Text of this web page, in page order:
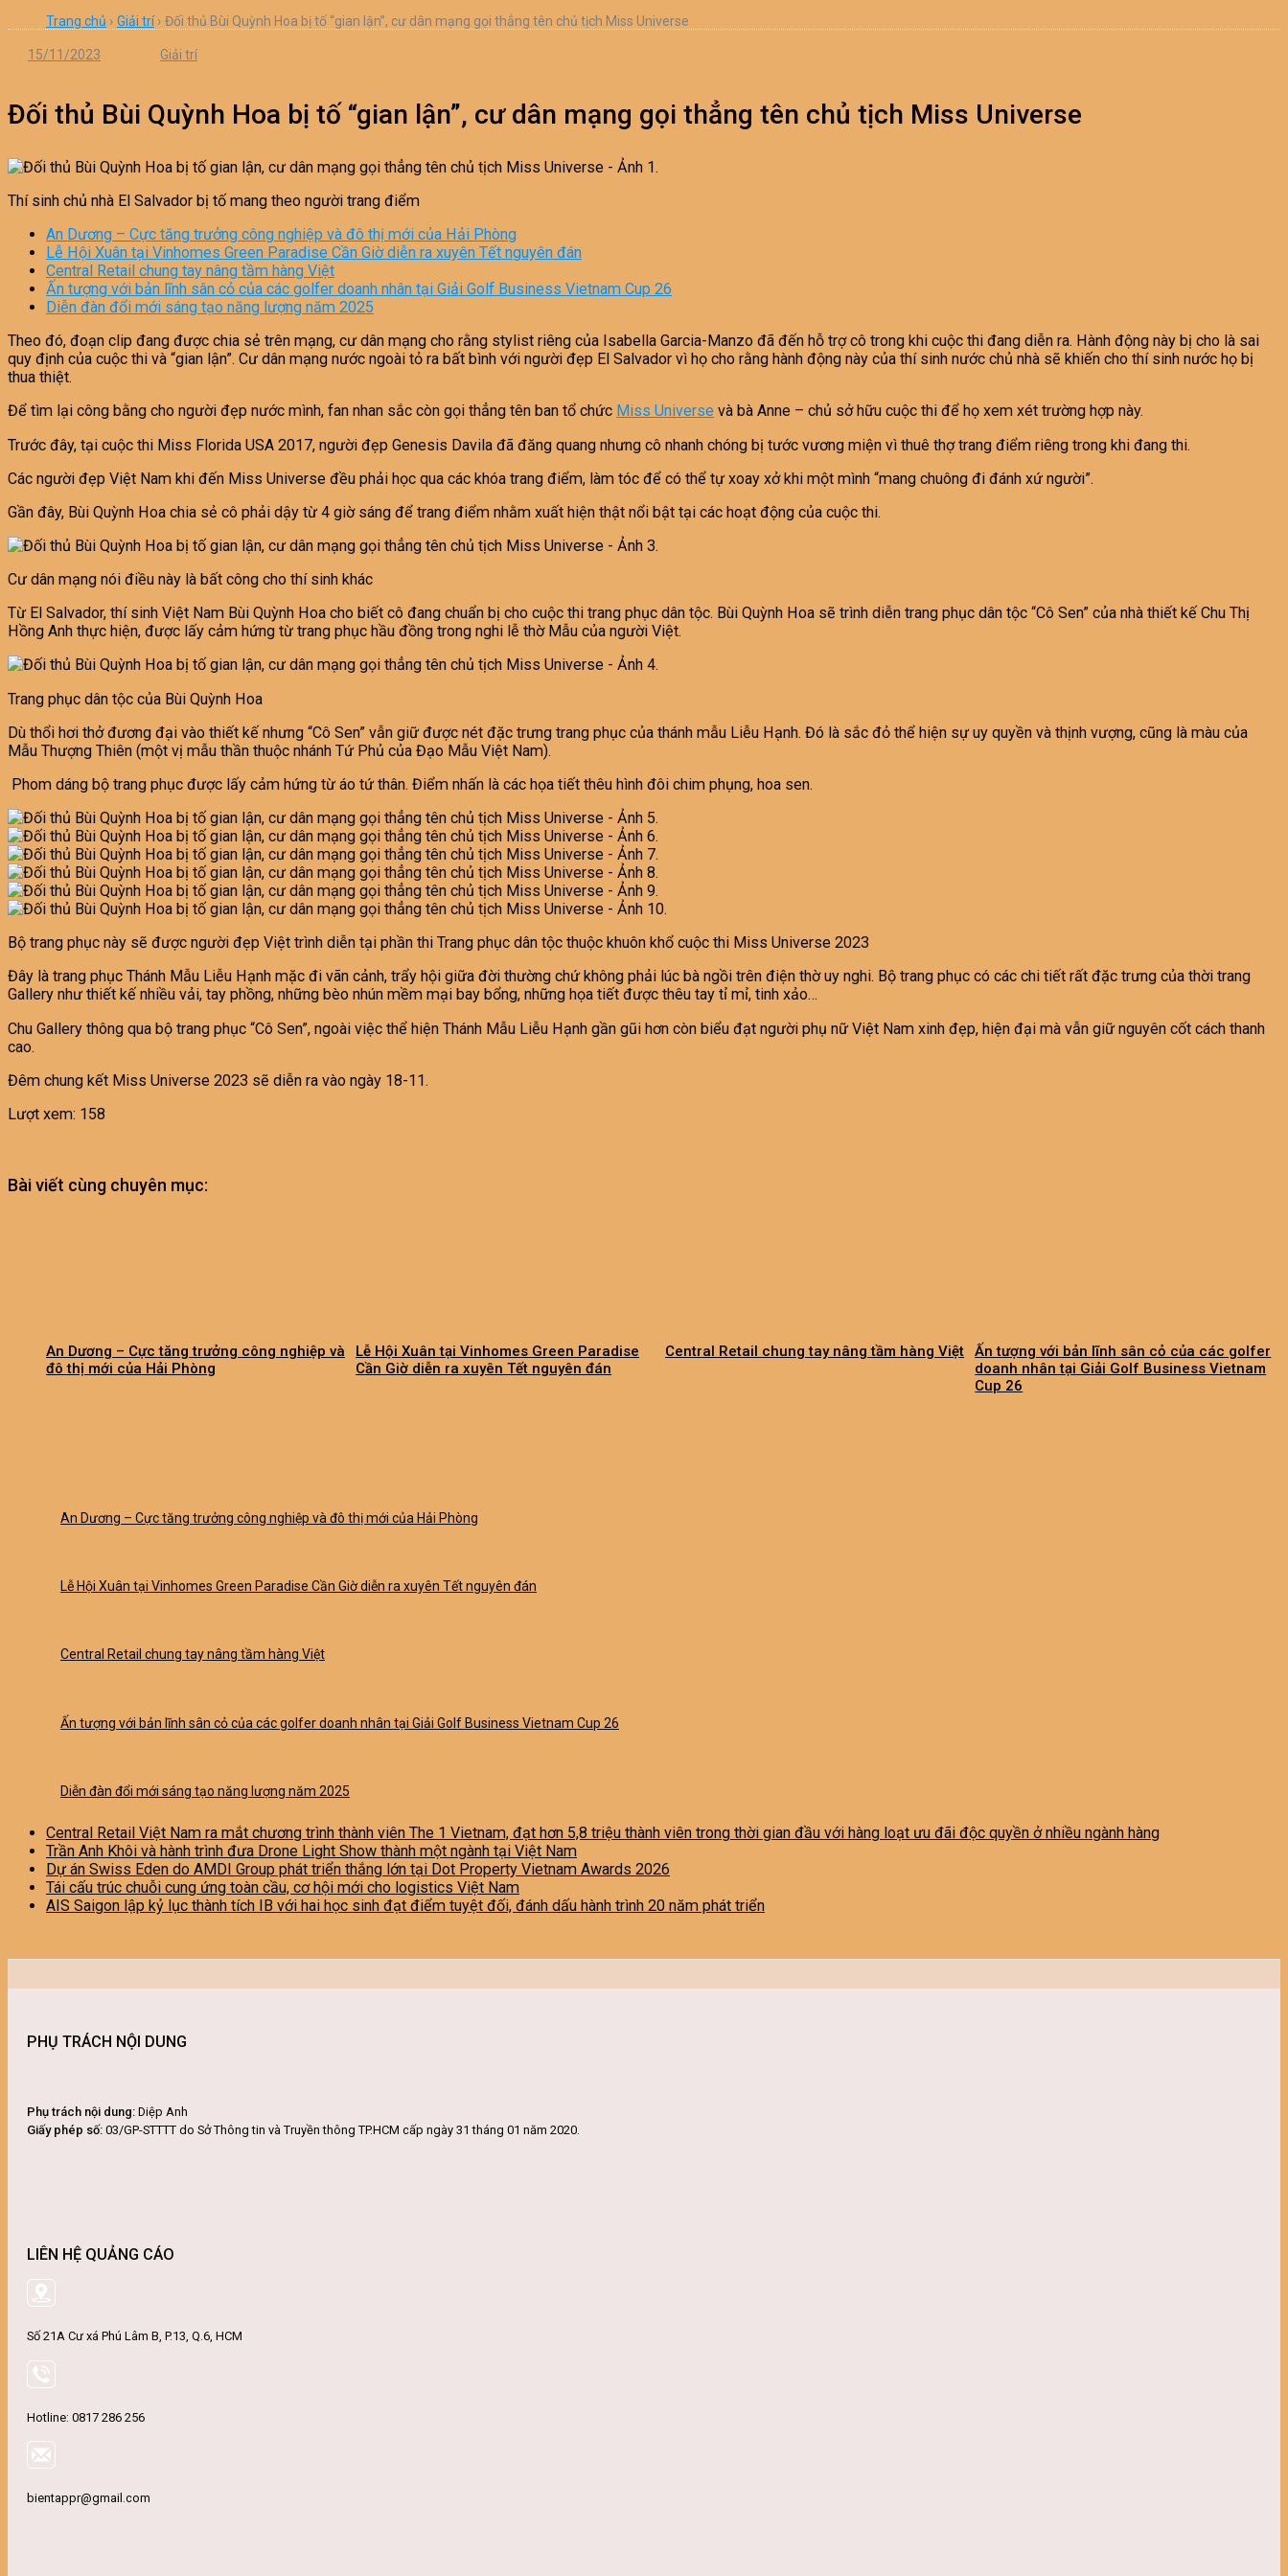
Trang chủ › Giải trí› Đối thủ Bùi Quỳnh Hoa bị tố “gian lận”, cư dân mạng gọi thẳng tên chủ tịch Miss Universe
15/11/2023 Giải trí
Đối thủ Bùi Quỳnh Hoa bị tố “gian lận”, cư dân mạng gọi thẳng tên chủ tịch Miss Universe
Thí sinh chủ nhà El Salvador bị tố mang theo người trang điểm
An Dương – Cực tăng trưởng công nghiệp và đô thị mới của Hải Phòng
Lễ Hội Xuân tại Vinhomes Green Paradise Cần Giờ diễn ra xuyên Tết nguyên đán
Central Retail chung tay nâng tầm hàng Việt
Ấn tượng với bản lĩnh sân cỏ của các golfer doanh nhân tại Giải Golf Business Vietnam Cup 26
Diễn đàn đổi mới sáng tạo năng lượng năm 2025
Theo đó, đoạn clip đang được chia sẻ trên mạng, cư dân mạng cho rằng stylist riêng của Isabella Garcia-Manzo đã đến hỗ trợ cô trong khi cuộc thi đang diễn ra. Hành động này bị cho là sai
quy định của cuộc thi và “gian lận”. Cư dân mạng nước ngoài tỏ ra bất bình với người đẹp El Salvador vì họ cho rằng hành động này của thí sinh nước chủ nhà sẽ khiến cho thí sinh nước họ bị
thua thiệt.
Để tìm lại công bằng cho người đẹp nước mình, fan nhan sắc còn gọi thẳng tên ban tổ chức Miss Universe và bà Anne – chủ sở hữu cuộc thi để họ xem xét trường hợp này.
Trước đây, tại cuộc thi Miss Florida USA 2017, người đẹp Genesis Davila đã đăng quang nhưng cô nhanh chóng bị tước vương miện vì thuê thợ trang điểm riêng trong khi đang thi.
Các người đẹp Việt Nam khi đến Miss Universe đều phải học qua các khóa trang điểm, làm tóc để có thể tự xoay xở khi một mình “mang chuông đi đánh xứ người”.
Gần đây, Bùi Quỳnh Hoa chia sẻ cô phải dậy từ 4 giờ sáng để trang điểm nhằm xuất hiện thật nổi bật tại các hoạt động của cuộc thi.
Cư dân mạng nói điều này là bất công cho thí sinh khác
Từ El Salvador, thí sinh Việt Nam Bùi Quỳnh Hoa cho biết cô đang chuẩn bị cho cuộc thi trang phục dân tộc. Bùi Quỳnh Hoa sẽ trình diễn trang phục dân tộc “Cô Sen” của nhà thiết kế Chu Thị
Hồng Anh thực hiện, được lấy cảm hứng từ trang phục hầu đồng trong nghi lễ thờ Mẫu của người Việt.
Trang phục dân tộc của Bùi Quỳnh Hoa
Dù thổi hơi thở đương đại vào thiết kế nhưng “Cô Sen” vẫn giữ được nét đặc trưng trang phục của thánh mẫu Liễu Hạnh. Đó là sắc đỏ thể hiện sự uy quyền và thịnh vượng, cũng là màu của
Mẫu Thượng Thiên (một vị mẫu thần thuộc nhánh Tứ Phủ của Đạo Mẫu Việt Nam).
Phom dáng bộ trang phục được lấy cảm hứng từ áo tứ thân. Điểm nhấn là các họa tiết thêu hình đôi chim phụng, hoa sen.
Bộ trang phục này sẽ được người đẹp Việt trình diễn tại phần thi Trang phục dân tộc thuộc khuôn khổ cuộc thi Miss Universe 2023
Đây là trang phục Thánh Mẫu Liễu Hạnh mặc đi vãn cảnh, trẩy hội giữa đời thường chứ không phải lúc bà ngồi trên điện thờ uy nghi. Bộ trang phục có các chi tiết rất đặc trưng của thời trang
Gallery như thiết kế nhiều vải, tay phồng, những bèo nhún mềm mại bay bổng, những họa tiết được thêu tay tỉ mỉ, tinh xảo…
Chu Gallery thông qua bộ trang phục “Cô Sen”, ngoài việc thể hiện Thánh Mẫu Liễu Hạnh gần gũi hơn còn biểu đạt người phụ nữ Việt Nam xinh đẹp, hiện đại mà vẫn giữ nguyên cốt cách thanh
cao.
Đêm chung kết Miss Universe 2023 sẽ diễn ra vào ngày 18-11.
Lượt xem: 158
Bài viết cùng chuyên mục:
An Dương – Cực tăng trưởng công nghiệp và
đô thị mới của Hải Phòng
Lễ Hội Xuân tại Vinhomes Green Paradise
Cần Giờ diễn ra xuyên Tết nguyên đán
Central Retail chung tay nâng tầm hàng Việt
Ấn tượng với bản lĩnh sân cỏ của các golfer
doanh nhân tại Giải Golf Business Vietnam
Cup 26
An Dương – Cực tăng trưởng công nghiệp và đô thị mới của Hải Phòng
Lễ Hội Xuân tại Vinhomes Green Paradise Cần Giờ diễn ra xuyên Tết nguyên đán
Central Retail chung tay nâng tầm hàng Việt
Ấn tượng với bản lĩnh sân cỏ của các golfer doanh nhân tại Giải Golf Business Vietnam Cup 26
Diễn đàn đổi mới sáng tạo năng lượng năm 2025
Central Retail Việt Nam ra mắt chương trình thành viên The 1 Vietnam, đạt hơn 5,8 triệu thành viên trong thời gian đầu với hàng loạt ưu đãi độc quyền ở nhiều ngành hàng
Trần Anh Khôi và hành trình đưa Drone Light Show thành một ngành tại Việt Nam
Dự án Swiss Eden do AMDI Group phát triển thắng lớn tại Dot Property Vietnam Awards 2026
Tái cấu trúc chuỗi cung ứng toàn cầu, cơ hội mới cho logistics Việt Nam
AIS Saigon lập kỷ lục thành tích IB với hai học sinh đạt điểm tuyệt đối, đánh dấu hành trình 20 năm phát triển
PHỤ TRÁCH NỘI DUNG
Phụ trách nội dung: Diệp Anh
Giấy phép số: 03/GP-STTTT do Sở Thông tin và Truyền thông TP.HCM cấp ngày 31 tháng 01 năm 2020.
LIÊN HỆ QUẢNG CÁO
Số 21A Cư xá Phú Lâm B, P.13, Q.6, HCM
Hotline: 0817 286 256
bientappr@gmail.com